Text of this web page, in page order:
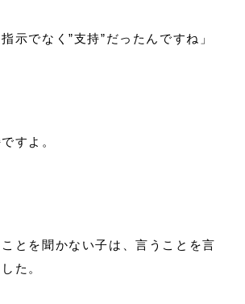
示でなく”支持”だったんですね」
すよ。
とを聞かない子は、言うことを言
た。